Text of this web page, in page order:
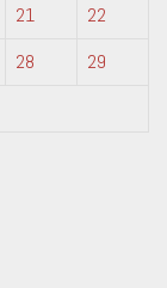
21
22
28
29